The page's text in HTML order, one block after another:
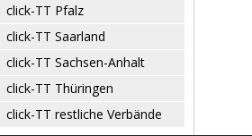
click-TT Pfalz
click-TT Saarland
click-TT Sachsen-Anhalt
click-TT Thüringen
click-TT restliche Verbände